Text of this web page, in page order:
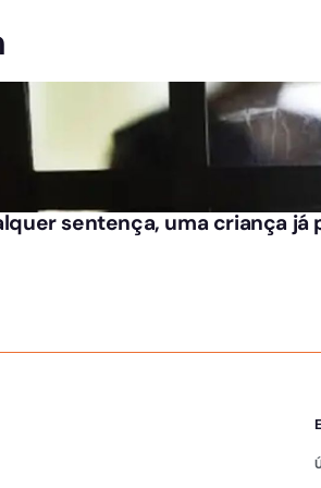
sentença, uma criança